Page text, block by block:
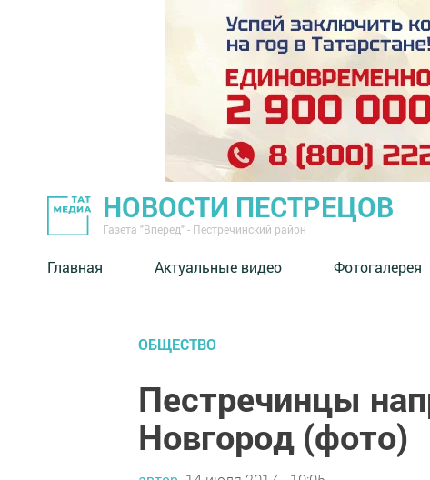
НОВОСТИ ПЕСТРЕЦОВ
Газета "Вперед" - Пестречинский район
Главная Актуальные видео Фотогалерея
ОБЩЕСТВО
Пестречинцы
Новгород (фото)